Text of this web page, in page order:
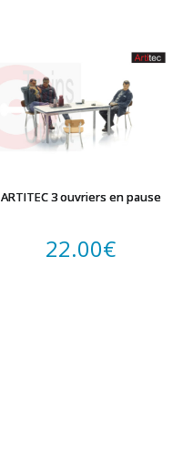
ARTITEC 3 ouvriers en pause
22.00€